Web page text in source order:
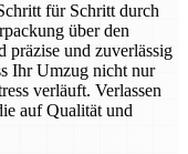
für Schritt durch
über den
präzise und zuverlässig
Ihr Umzug nicht nur
verläuft. Verlassen
auf Qualität und